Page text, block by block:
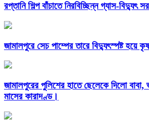
রপ্তানি শিল্প বাঁচাতে নিরবিচ্ছিন্ন গ্যাস-বিদ্যুৎ
জামালপুরে সেচ পাম্পের তারে বিদ্যুৎস্পষ্ট হয়ে
জামালপুরের পুলিশের হাতে ছেলেকে দিলো
মাসের কারাদণ্ড।